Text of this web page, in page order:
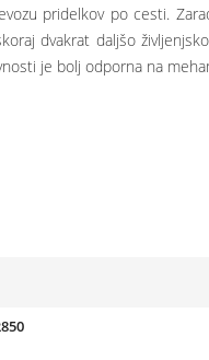
pridelkov po cesti.
dvakrat daljšo
je bolj odporna na